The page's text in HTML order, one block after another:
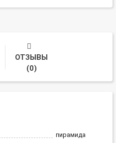
ОТЗЫВЫ
(0)
пирамида